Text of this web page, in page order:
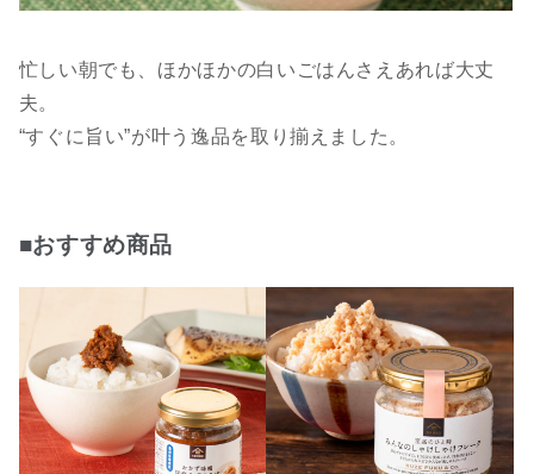
忙しい朝でも、ほかほかの白いごはんさえあれば大丈
夫。
“すぐに旨い”が叶う逸品を取り揃えました。
■おすすめ商品